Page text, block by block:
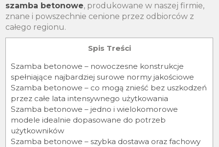
szamba betonowe, produkowane w naszej firmie,
znane i powszechnie cenione przez odbiorców z
całego regionu.
Spis Treści
Szamba betonowe – nowoczesne konstrukcje
spełniające najbardziej surowe normy jakościowe
Szamba betonowe – co mogą znieść bez uszkodzeń
przez całe lata intensywnego użytkowania
Szamba betonowe – jedno i wielokomorowe
modele idealnie dopasowane do potrzeb
użytkowników
Szamba betonowe – szybka dostawa oraz fachowy